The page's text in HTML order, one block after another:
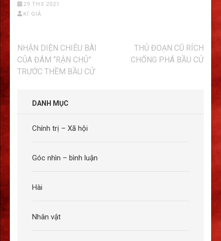
29 TH3 2021
KÍ GIẢ
Điều
hướng
bài
NHẬN DIỆN CHIÊU BÀI
CỦA ĐÁM “RẬN CHỦ”
TRƯỚC THỀM BẦU CỬ
THỦ ĐOẠN CŨ RÍCH
CHỐNG PHÁ BẦU CỬ
DANH MỤC
Chính trị – Xã hội
Góc nhìn – bình luận
Hài
Nhân vật